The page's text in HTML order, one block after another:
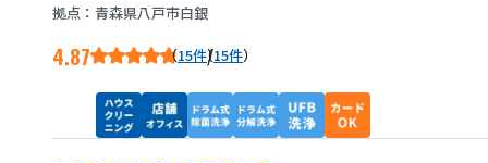
拠点：青森県八戸市白銀
4.87 15件/15件